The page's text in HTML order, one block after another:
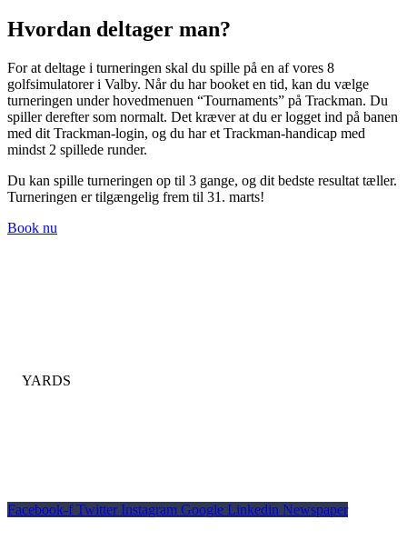
Hvordan deltager man?
For at deltage i turneringen skal du spille på en af vores 8
golfsimulatorer i Valby. Når du har booket en tid, kan du vælge
turneringen under hovedmenuen “Tournaments” på Trackman. Du
spiller derefter som normalt. Det kræver at du er logget ind på banen
med dit Trackman-login, og du har et Trackman-handicap med
mindst 2 spillede runder.
Du kan spille turneringen op til 3 gange, og dit bedste resultat tæller.
Turneringen er tilgængelig frem til 31. marts!
Book nu
Facebook-f Twitter Instagram Google Linkedin Newspaper